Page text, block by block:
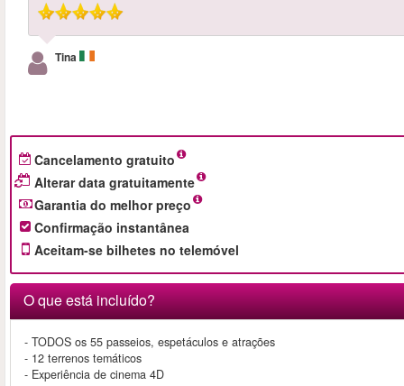
Tina
Cancelamento gratuito
Alterar data gratuitamente
Garantia do melhor preço
Confirmação instantânea
Aceitam-se bilhetes no telemóvel
O que está incluído?
- TODOS os 55 passeios, espetáculos e atrações
- 12 terrenos temáticos
- Experiência de cinema 4D